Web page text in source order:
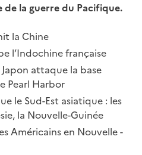
de la guerre du Pacifique.
la Chine
l’Indochine française
attaque la base
Pearl Harbor
le Sud-Est asiatique : les
la Nouvelle-Guinée
Américains en Nouvelle -